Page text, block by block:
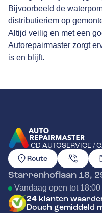
Bijvoorbeeld de
distributieriem op
Altijd veilig en met een
Autorepairmaster zorgt
is en blijft.
CD AUTOSERVICE /
GA NAAR DE
Route
Starrenhoflaan 18,
Vandaag open tot 18:00
24 klanten
Douch gemiddeld